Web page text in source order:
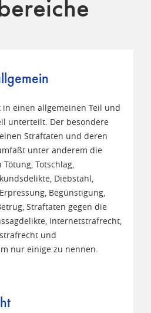
in einen allgemeinen Teil und
unterteilt. Der besondere
Straftaten und deren
unter anderem die
Totschlag,
Diebstahl,
Begünstigung,
Straftaten gegen die
Internetstrafrecht,
und
nur einige zu nennen.